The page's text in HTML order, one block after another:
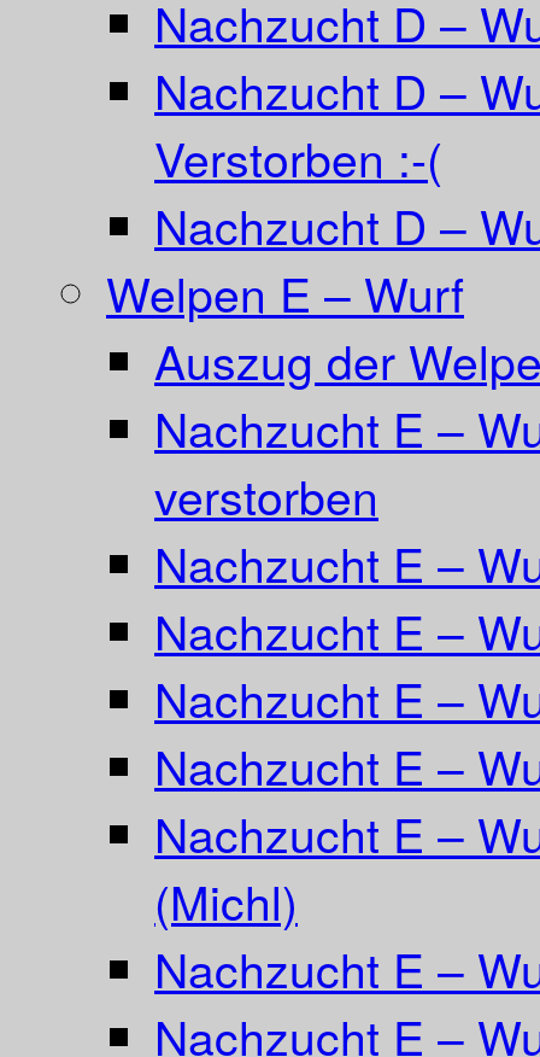
Nachzucht D –
Nachzucht D –
Verstorben :-(
Nachzucht D –
Welpen E – Wurf
Auszug der
Nachzucht E –
verstorben
Nachzucht E –
Nachzucht E –
Nachzucht E –
Nachzucht E –
Nachzucht E –
(Michl)
Nachzucht E –
Nachzucht E –